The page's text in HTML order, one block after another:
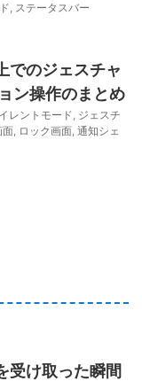
, ステータスバー
でのジェスチャ
ン操作のまとめ
レントモード, ジェスチ
面, ロック画面, 通知シェ
受け取った瞬間